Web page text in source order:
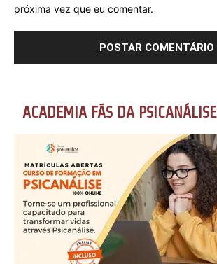
próxima vez que eu comentar.
ACADEMIA FÃS DA PSICANÁLISE